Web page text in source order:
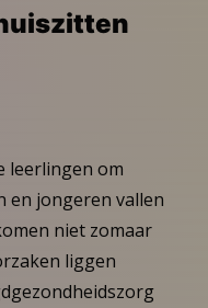
leerlingen om
en jongeren vallen
niet zomaar
liggen